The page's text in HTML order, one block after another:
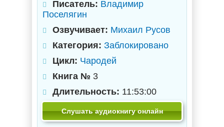
Писатель: Владимир
Поселягин
Озвучивает: Михаил Русов
Категория: Заблокировано
Цикл: Чародей
Книга № 3
Длительность: 11:53:00
Слушать аудиокнигу онлайн